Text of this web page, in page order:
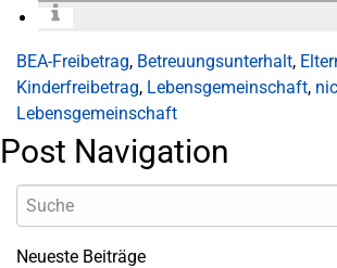
BEA-Freibetrag, Betreuungsunterhalt,
Kinderfreibetrag, Lebensgemeinschaft,
Lebensgemeinschaft
Post Navigation
Neueste Beiträge